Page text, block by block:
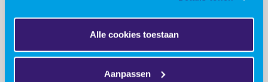
Alle cookies toestaan
Aanpassen
de Advanced Engineering beurs draaide het op...